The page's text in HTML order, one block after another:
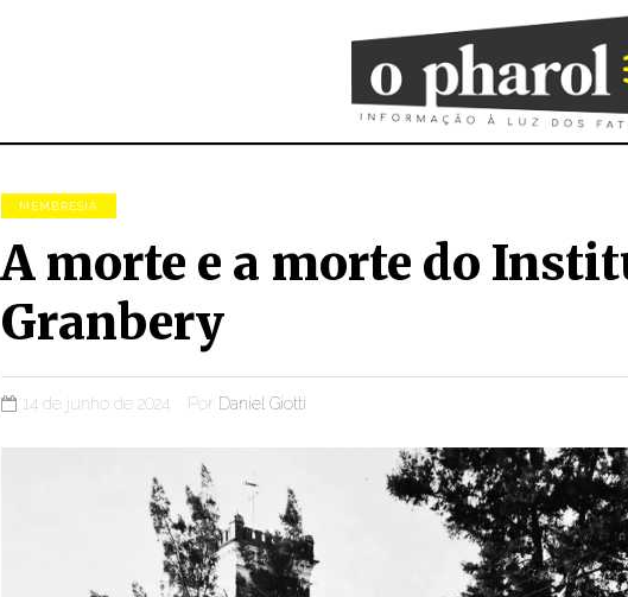
MEMBRESIA
A morte e a morte do
Granbery
14 de junho de 2024 Por Daniel Giotti